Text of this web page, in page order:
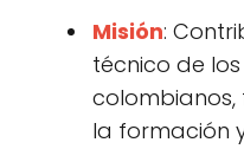
Misión:
técnico de
la formación